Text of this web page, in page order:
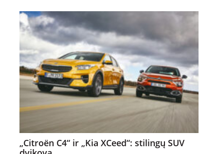
„Citroën C4“ ir „Kia XCeed“: stilingų SUV